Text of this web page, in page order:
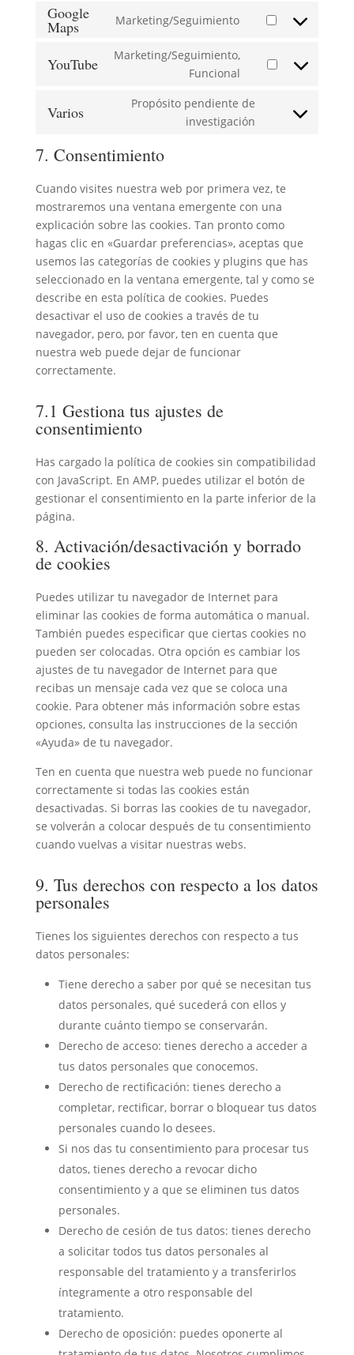
fontsservice
recaptcha
Google
Maps Marketing/Seguimiento
Consent
service
maps
YouTube
Marketing/Seguimiento,
Funcional
Consent
service
youtube
Varios
Propósito pendiente de
investigación
Consent
7. Consentimiento
Cuando visites nuestra web por primera vez, te
mostraremos una ventana emergente con una
explicación sobre las cookies. Tan pronto como
hagas clic en «Guardar preferencias», aceptas que
usemos las categorías de cookies y plugins que has
seleccionado en la ventana emergente, tal y como se
describe en esta política de cookies. Puedes
desactivar el uso de cookies a través de tu
navegador, pero, por favor, ten en cuenta que
nuestra web puede dejar de funcionar
correctamente.
7.1 Gestiona tus ajustes de
consentimiento
Has cargado la política de cookies sin compatibilidad
con JavaScript. En AMP, puedes utilizar el botón de
gestionar el consentimiento en la parte inferior de la
página.
8. Activación/desactivación y borrado
de cookies
Puedes utilizar tu navegador de Internet para
eliminar las cookies de forma automática o manual.
También puedes especificar que ciertas cookies no
pueden ser colocadas. Otra opción es cambiar los
ajustes de tu navegador de Internet para que
recibas un mensaje cada vez que se coloca una
cookie. Para obtener más información sobre estas
opciones, consulta las instrucciones de la sección
«Ayuda» de tu navegador.
Ten en cuenta que nuestra web puede no funcionar
correctamente si todas las cookies están
desactivadas. Si borras las cookies de tu navegador,
se volverán a colocar después de tu consentimiento
cuando vuelvas a visitar nuestras webs.
9. Tus derechos con respecto a los datos
personales
Tienes los siguientes derechos con respecto a tus
datos personales:
Tiene derecho a saber por qué se necesitan tus
datos personales, qué sucederá con ellos y
durante cuánto tiempo se conservarán.
Derecho de acceso: tienes derecho a acceder a
tus datos personales que conocemos.
Derecho de rectificación: tienes derecho a
completar, rectificar, borrar o bloquear tus datos
personales cuando lo desees.
Si nos das tu consentimiento para procesar tus
datos, tienes derecho a revocar dicho
consentimiento y a que se eliminen tus datos
personales.
Derecho de cesión de tus datos: tienes derecho
a solicitar todos tus datos personales al
responsable del tratamiento y a transferirlos
íntegramente a otro responsable del
tratamiento.
Derecho de oposición: puedes oponerte al